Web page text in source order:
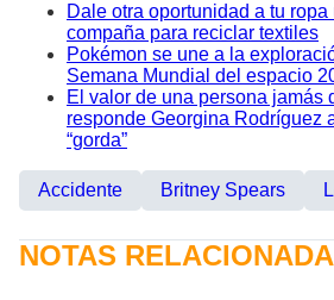
Dale otra oportunidad a tu
compaña para reciclar textiles
Pokémon se une a la
Semana Mundial del espacio
El valor de una persona jamás
responde Georgina Rodríguez
“gorda”
Accidente Britney Spears
NOTAS